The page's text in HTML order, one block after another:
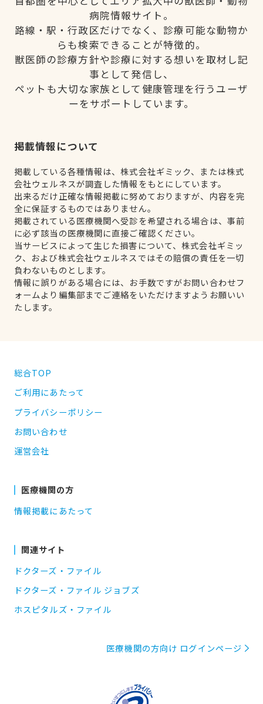
病院情報サイト。
路線・駅・行政区だけでなく、診療可能な動物か
らも検索できることが特徴的。
獣医師の診療方針や診療に対する想いを取材し記
事として発信し、
ペットも大切な家族として健康管理を行うユーザ
ーをサポートしています。
掲載情報について
掲載している各種情報は、株式会社ギミック、または株式
会社ウェルネスが調査した情報をもとにしています。
出来るだけ正確な情報掲載に努めておりますが、内容を完
全に保証するものではありません。
掲載されている医療機関へ受診を希望される場合は、事前
に必ず該当の医療機関に直接ご確認ください。
当サービスによって生じた損害について、株式会社ギミッ
ク、および株式会社ウェルネスではその賠償の責任を一切
負わないものとします。
情報に誤りがある場合には、お手数ですがお問い合わせフ
ォームより編集部までご連絡をいただけますようお願いい
たします。
総合TOP
ご利用にあたって
プライバシーポリシー
お問い合わせ
運営会社
医療機関の方
情報掲載にあたって
関連サイト
ドクターズ・ファイル
ドクターズ・ファイル ジョブズ
ホスピタルズ・ファイル
医療機関の方向け ログインページ